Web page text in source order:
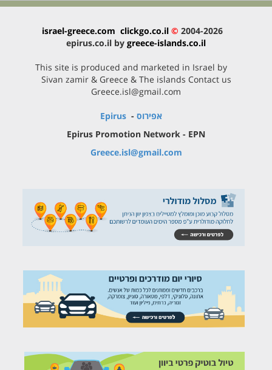
israel-greece.com clickgo.co.il © 2004-2026
epirus.co.il by greece-islands.co.il
This site is produced and marketed in Israel by
Sivan zamir & Greece & The islands Contact us
Greece.isl@gmail.com
אפירוס -
Epirus
Epirus Promotion Network - EPN
Greece.isl@gmail.com